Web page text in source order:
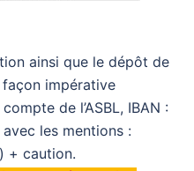
ainsi que le dépôt de
impérative
de l’ASBL, IBAN :
les mentions :
+ caution.